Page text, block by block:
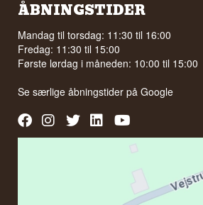
ÅBNINGSTIDER
Mandag til torsdag: 11:30 til 16:00
Fredag: 11:30 til 15:00
Første lørdag i måneden: 10:00 til 15:00
Se særlige åbningstider påGoogle